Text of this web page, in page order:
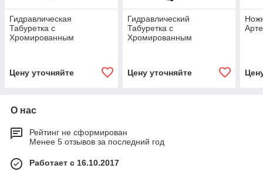
Гидравлическая
Табуретка с
Хромированным
Цену уточняйте
Гидравлический
Табуретка с
Хромированным
Цену уточняйте
О нас
Рейтинг не сформирован
Менее 5 отзывов за последний год
Работает с 16.10.2017